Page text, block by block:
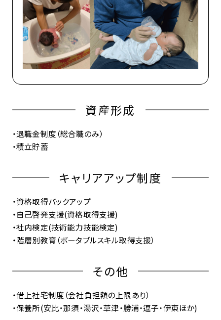
資産形成
・退職金制度（総合職のみ）
・積⽴貯蓄
キャリアアップ制度
・資格取得バックアップ
・自己啓発支援(資格取得支援)
・社内検定(技術能力技能検定)
・階層別教育（ポータブルスキル取得⽀援）
その他
・借上社宅制度（会社負担額の上限あり）
・保養所(安比・那須・湯沢・草津・勝浦・逗子・伊東ほか)